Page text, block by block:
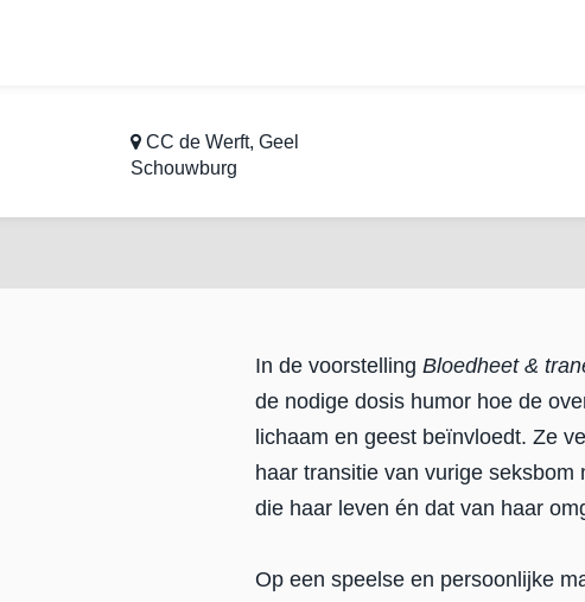
CC de Werft, Geel
Schouwburg
In de voorstelling Bloedheet &
de nodige dosis humor hoe de
lichaam en geest beïnvloedt. Ze
haar transitie van vurige
die haar leven én dat van haar
Op een speelse en persoonlijke